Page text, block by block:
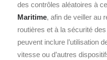
des contrôles aléatoires à
Maritime, afin de veiller au
routières et à la sécurité
peuvent inclure l’utilisation
vitesse ou d’autres